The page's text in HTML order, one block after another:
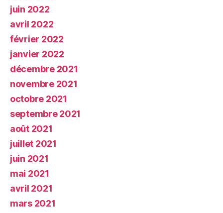
juin 2022
avril 2022
février 2022
janvier 2022
décembre 2021
novembre 2021
octobre 2021
septembre 2021
août 2021
juillet 2021
juin 2021
mai 2021
avril 2021
mars 2021